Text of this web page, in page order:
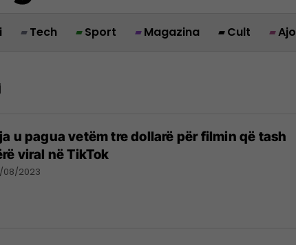
Tech Sport Magazina Cult Ajo
u pagua vetëm tre dollarë për filmin që tash
viral në TikTok
08/2023